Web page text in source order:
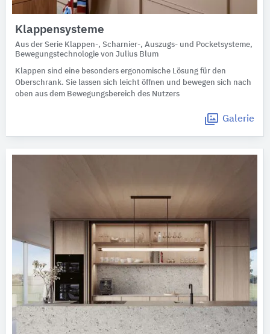
Klappensysteme
Aus der Serie Klappen-, Scharnier-, Auszugs- und Pocketsysteme,
Bewegungstechnologie von Julius Blum
Klappen sind eine besonders ergonomische Lösung für den
Oberschrank. Sie lassen sich leicht öffnen und bewegen sich nach
oben aus dem Bewegungsbereich des Nutzers
Galerie